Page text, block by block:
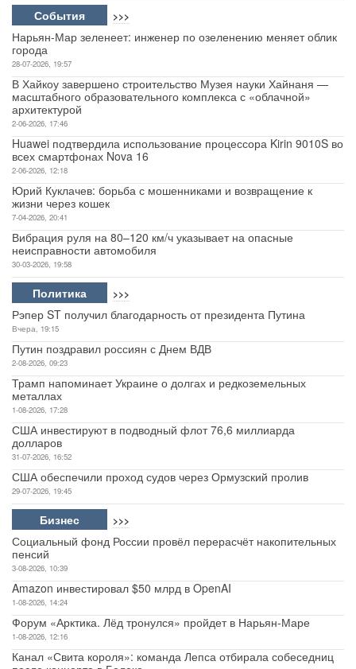
События >>>
Нарьян-Мар зеленеет: инженер по озеленению меняет облик
города
28-07-2026, 19:57
В Хайкоу завершено строительство Музея науки Хайнаня —
масштабного образовательного комплекса с «облачной»
архитектурой
2-06-2026, 17:46
Huawei подтвердила использование процессора Kirin 9010S во
всех смартфонах Nova 16
2-06-2026, 12:18
Юрий Куклачев: борьба с мошенниками и возвращение к
жизни через кошек
7-04-2026, 20:41
Вибрация руля на 80–120 км/ч указывает на опасные
неисправности автомобиля
30-03-2026, 19:58
Политика >>>
Рэпер ST получил благодарность от президента Путина
Вчера, 19:15
Путин поздравил россиян с Днем ВДВ
2-08-2026, 09:23
Трамп напоминает Украине о долгах и редкоземельных
металлах
1-08-2026, 17:28
США инвестируют в подводный флот 76,6 миллиарда
долларов
31-07-2026, 16:52
США обеспечили проход судов через Ормузский пролив
29-07-2026, 19:45
Бизнес >>>
Социальный фонд России провёл перерасчёт накопительных
пенсий
3-08-2026, 10:39
Amazon инвестировал $50 млрд в OpenAI
1-08-2026, 14:24
Форум «Арктика. Лёд тронулся» пройдет в Нарьян-Маре
1-08-2026, 12:16
Канал «Свита короля»: команда Лепса отбирала собеседниц